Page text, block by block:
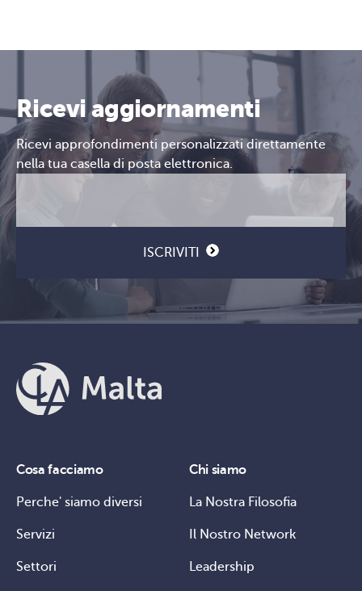
Ricevi aggiornamenti
Ricevi approfondimenti personalizzati direttamente
nella tua casella di posta elettronica.
ISCRIVITI
Cosa facciamo
Perche' siamo diversi
Servizi
Settori
Chi siamo
La Nostra Filosofia
Il Nostro Network
Leadership